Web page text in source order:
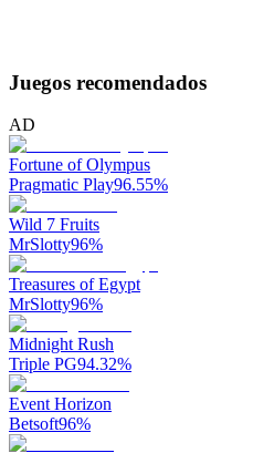
Juegos recomendados
AD
Fortune of Olympus
Pragmatic Play96.55%
Wild 7 Fruits
MrSlotty96%
Treasures of Egypt
MrSlotty96%
Midnight Rush
Triple PG94.32%
Event Horizon
Betsoft96%